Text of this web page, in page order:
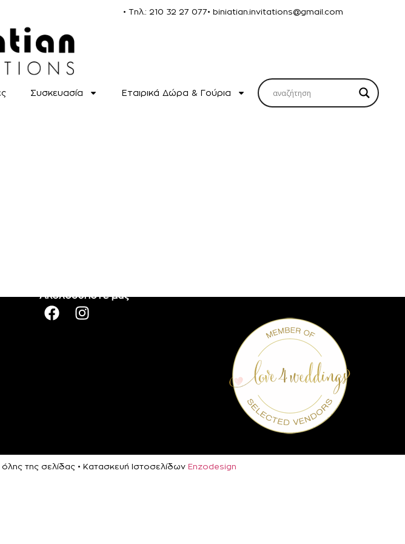
• Τηλ.: 210 32 27 077• biniatian.invitations@gmail.com
Συσκευασία Εταιρικά Δώρα & Γούρια
Ακολουθήστε μας
της σελίδας • Κατασκευή Ιστοσελίδων Enzodesign